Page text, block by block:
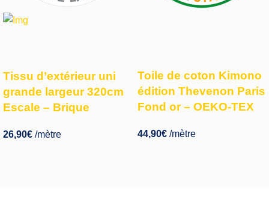
Tissu d’extérieur uni
grande largeur 320cm
Escale – Brique
26,90€ /mètre
Toile de coton Kimono
édition Thevenon Paris
Fond or – OEKO-TEX
44,90€ /mètre